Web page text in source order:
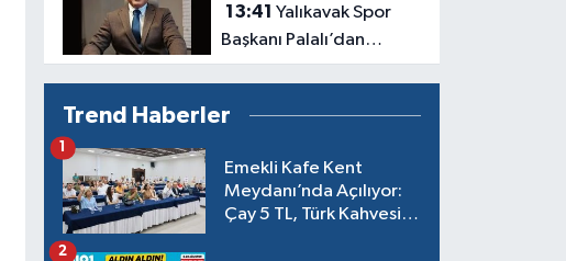
13:41
Başkanı Palalı’dan
Belediyelere Çağrı:
Tercih mi?”
Trend Haberler
Emekli Kafe Kent
Meydanı’nda Açılıyor:
Çay 5 TL, Türk Kahvesi
1
2